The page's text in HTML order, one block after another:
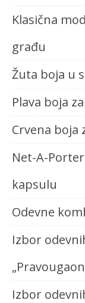
Klasična
građu
Žuta boja u
Plava boja
Crvena boja
Net-A-
kapsulu
Odevne
Izbor
Izbor